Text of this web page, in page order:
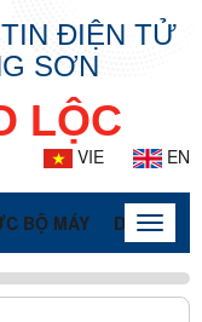
ĐIỆN TỬ
SƠN
LỘC
VIE EN
BỘ MÁY DOANH
Toggle